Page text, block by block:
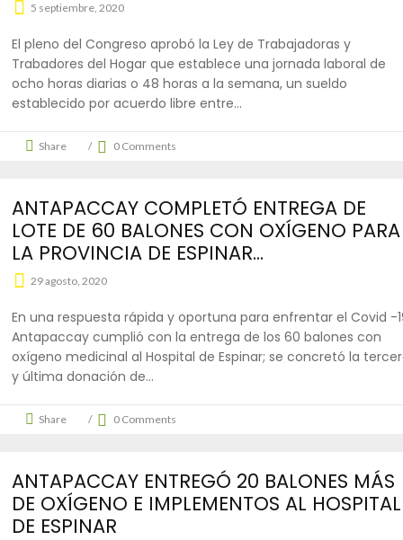
5 septiembre, 2020
El pleno del Congreso aprobó la Ley de Trabajadoras y
Trabadores del Hogar que establece una jornada laboral de
ocho horas diarias o 48 horas a la semana, un sueldo
establecido por acuerdo libre entre
Share 0 Comments
ANTAPACCAY COMPLETÓ ENTREGA DE
LOTE DE 60 BALONES CON OXÍGENO PARA
LA PROVINCIA DE ESPINAR...
29 agosto, 2020
En una respuesta rápida y oportuna para enfrentar el Covid -
Antapaccay cumplió con la entrega de los 60 balones con
oxígeno medicinal al Hospital de Espinar; se concretó la
y última donación de
Share 0 Comments
ANTAPACCAY ENTREGÓ 20 BALONES MÁS
DE OXÍGENO E IMPLEMENTOS AL HOSPITAL
DE ESPINAR